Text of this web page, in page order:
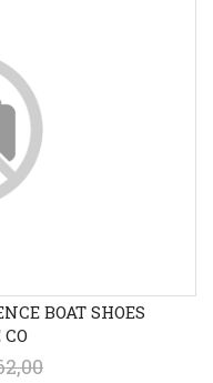
BOAT SHOES